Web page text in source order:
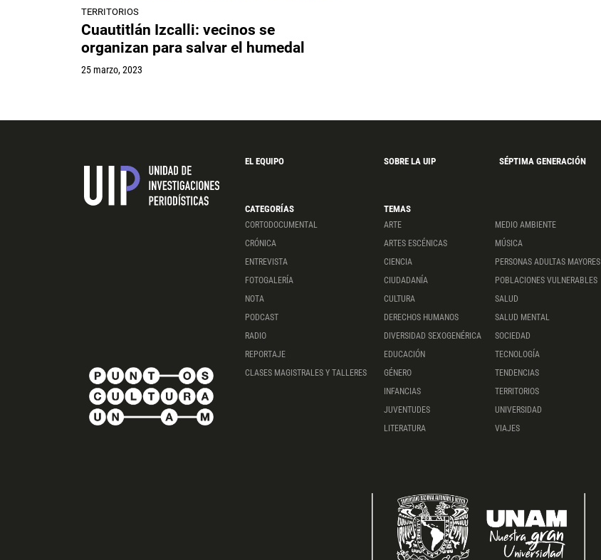
TERRITORIOS
Cuautitlán Izcalli: vecinos se
organizan para salvar el humedal
25 marzo, 2023
EL EQUIPO SOBRE LA UIP SÉPTIMA GENERACIÓN
CATEGORÍAS
CORTODOCUMENTAL
CRÓNICA
ENTREVISTA
FOTOGALERÍA
NOTA
PODCAST
RADIO
REPORTAJE
CLASES MAGISTRALES Y TALLERES
TEMAS
ARTE
ARTES ESCÉNICAS
CIENCIA
CIUDADANÍA
CULTURA
DERECHOS HUMANOS
DIVERSIDAD SEXOGENÉRICA
EDUCACIÓN
GÉNERO
INFANCIAS
JUVENTUDES
LITERATURA
MEDIO AMBIENTE
MÚSICA
PERSONAS ADULTAS MAYORES
POBLACIONES VULNERABLES
SALUD
SALUD MENTAL
SOCIEDAD
TECNOLOGÍA
TENDENCIAS
TERRITORIOS
UNIVERSIDAD
VIAJES